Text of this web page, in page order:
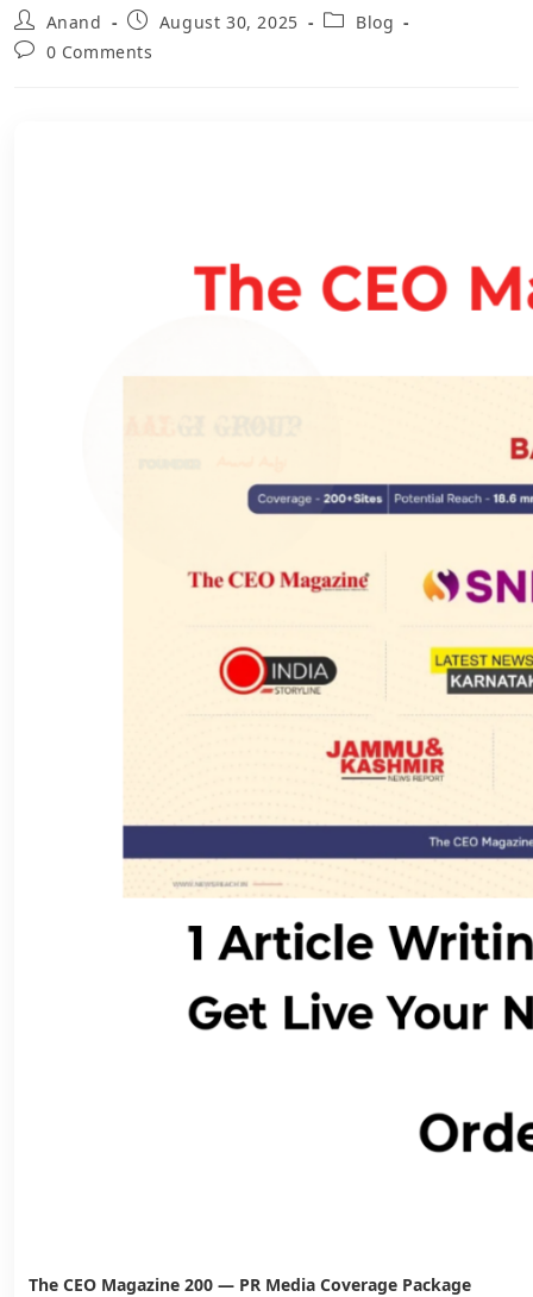
Post
author:
Anand
Post
published:
August 30, 2025
PostBlog
Post0 Comments
The CEO Magazine 200 — PR Media Coverage Package